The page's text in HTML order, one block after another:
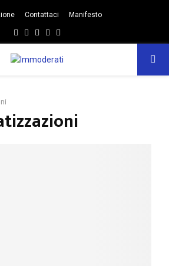
Contattaci Manifesto
Facebook
TwitterInstagram
Linkedin